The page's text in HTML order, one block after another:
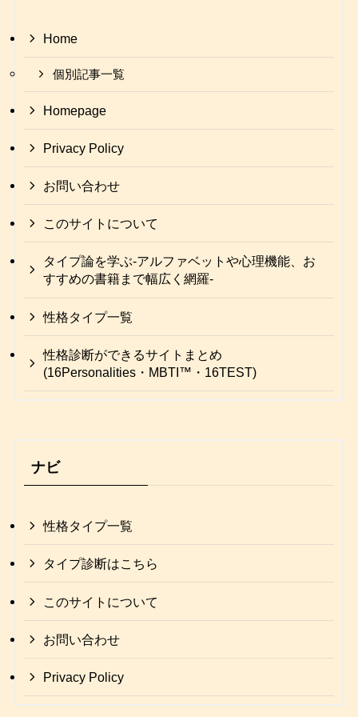
Home
個別記事一覧
Homepage
Privacy Policy
お問い合わせ
このサイトについて
タイプ論を学ぶ-アルファベットや心理機能、お
すすめの書籍まで幅広く網羅-
性格タイプ一覧
性格診断ができるサイトまとめ
(16Personalities・MBTI™・16TEST)
ナビ
性格タイプ一覧
タイプ診断はこちら
このサイトについて
お問い合わせ
Privacy Policy